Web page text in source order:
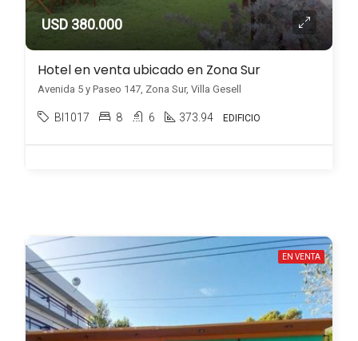
USD 380.000
Hotel en venta ubicado en Zona Sur
Avenida 5 y Paseo 147, Zona Sur, Villa Gesell
BI1017 8 6 373.94 EDIFICIO
EN VENTA